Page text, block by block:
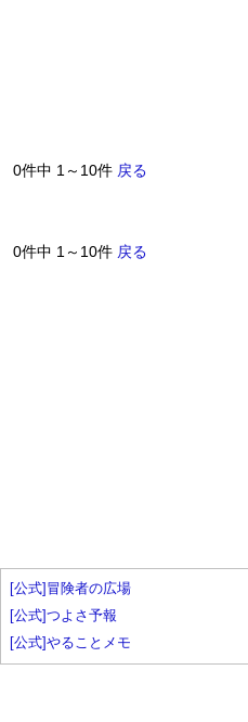
0件中 1～10件 戻る
0件中 1～10件 戻る
[公式]冒険者の広場
[公式]つよさ予報
[公式]やることメモ